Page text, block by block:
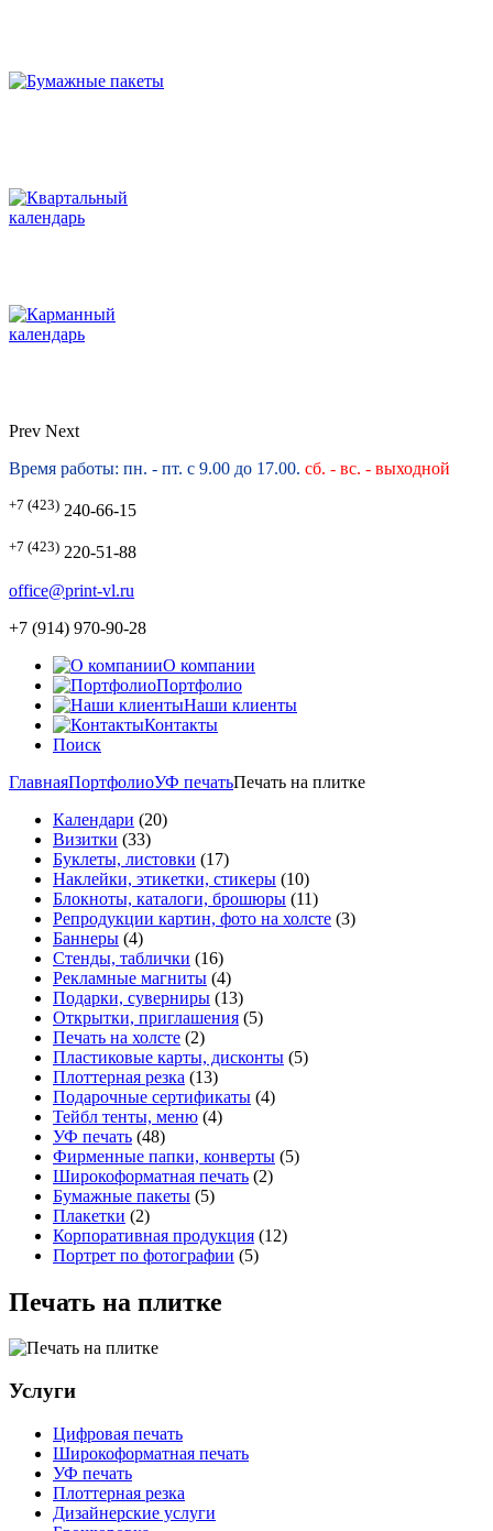
Prev Next
Время работы: пн. - пт. с 9.00 до 17.00. сб. - вс. - выходной
+7 (423) 240-66-15
+7 (423) 220-51-88
office@print-vl.ru
+7 (914) 970-90-28
О компании
Портфолио
Наши клиенты
Контакты
Поиск
ГлавнаяПортфолиоУФ печатьПечать на плитке
Календари (20)
Визитки (33)
Буклеты, листовки (17)
Наклейки, этикетки, стикеры (10)
Блокноты, каталоги, брошюры (11)
Репродукции картин, фото на холсте (3)
Баннеры (4)
Стенды, таблички (16)
Рекламные магниты (4)
Подарки, суверниры (13)
Открытки, приглашения (5)
Печать на холсте (2)
Пластиковые карты, дисконты (5)
Плоттерная резка (13)
Подарочные сертификаты (4)
Тейбл тенты, меню (4)
УФ печать (48)
Фирменные папки, конверты (5)
Широкоформатная печать (2)
Бумажные пакеты (5)
Плакетки (2)
Корпоративная продукция (12)
Портрет по фотографии (5)
Печать на плитке
Услуги
Цифровая печать
Широкоформатная печать
УФ печать
Плоттерная резка
Дизайнерские услуги